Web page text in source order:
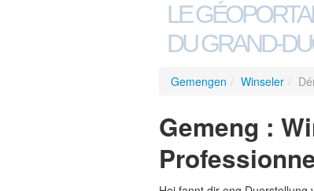
LE
DU GRAND-
Gemengen / Winseler /
Gemeng :